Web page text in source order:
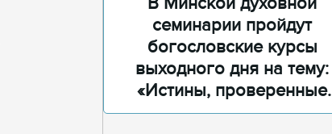
семинарии пройдут
богословские курсы
выходного дня на тему:
«Истины, проверенные
временем»